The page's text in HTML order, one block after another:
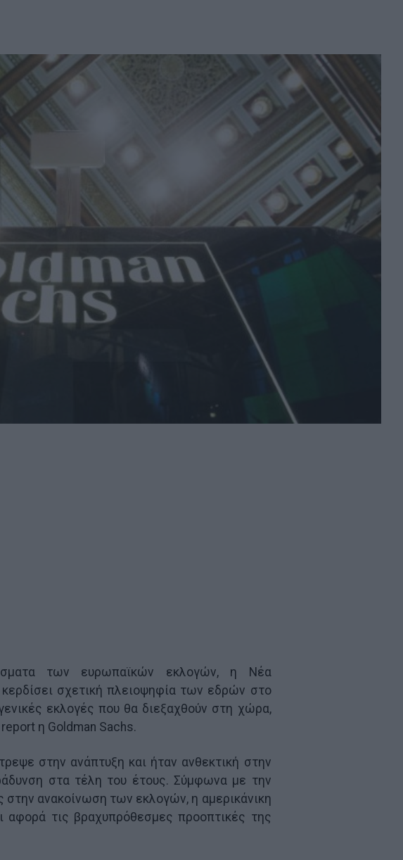
των ευρωπαϊκών εκλογών, η Νέα
κερδίσει σχετική πλειοψηφία των εδρών στο
εκλογές που θα διεξαχθούν στη χώρα,
η Goldman Sachs.
στην ανάπτυξη και ήταν ανθεκτική στην
στα τέλη του έτους. Σύμφωνα με την
στην ανακοίνωση των εκλογών, η αμερικάνικη
αφορά τις βραχυπρόθεσμες προοπτικές της